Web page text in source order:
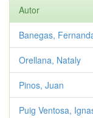
Autor
Banegas,
Orellana, Nataly
Pinos, Juan
Puig Ventosa,